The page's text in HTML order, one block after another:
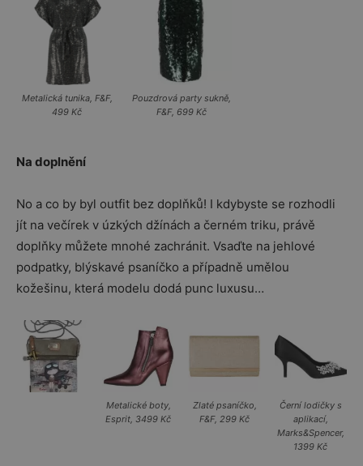
Metalická tunika, F&F,
499 Kč
Pouzdrová party sukně,
F&F, 699 Kč
Na doplnění
No a co by byl outfit bez doplňků! I kdybyste se rozhodli
jít na večírek v úzkých džínách a černém triku, právě
doplňky můžete mnohé zachránit. Vsaďte na jehlové
podpatky, blýskavé psaníčko a případně umělou
kožešinu, která modelu dodá punc luxusu…
Metalické boty,
Esprit, 3499 Kč
Zlaté psaníčko,
F&F, 299 Kč
Černí lodičky s
aplikací,
Marks&Spencer,
1399 Kč